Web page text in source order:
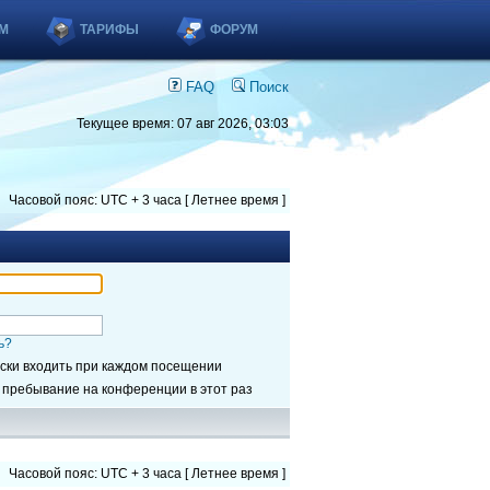
ТАРИФЫ ФОРУМ
FAQ Поиск
Текущее время: 07 авг 2026, 03:03
Часовой пояс: UTC + 3 часа [ Летнее время ]
входить при каждом посещении
на конференции в этот раз
Часовой пояс: UTC + 3 часа [ Летнее время ]